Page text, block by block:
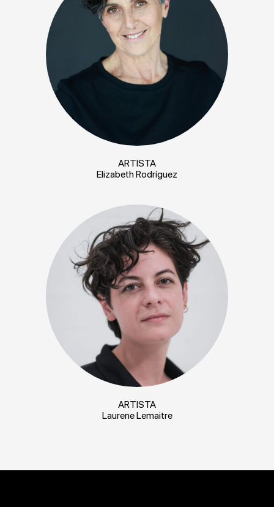
ARTISTA
Elizabeth Rodríguez
ARTISTA
Laurene Lemaitre